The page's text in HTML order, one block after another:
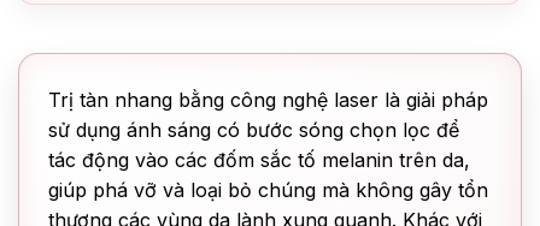
Trị tàn nhang bằng công nghệ laser là giải pháp
sử dụng ánh sáng có bước sóng chọn lọc để
tác động vào các đốm sắc tố melanin trên da,
giúp phá vỡ và loại bỏ chúng mà không gây tổn
thương các vùng da lành xung quanh. Khác với